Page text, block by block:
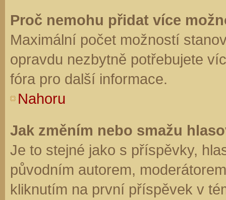
Proč nemohu přidat více
Maximální počet možností
opravdu nezbytně potřebujete
fóra pro další informace.
Nahoru
Jak změním nebo smažu
Je to stejné jako s příspěvky,
původním autorem,
kliknutím na první příspěvek v